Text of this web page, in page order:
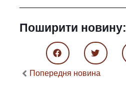
Поширити новину:
Попередня новина